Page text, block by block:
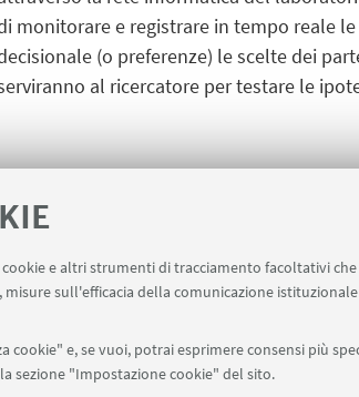
e altri strumenti di tracciamento facoltativi
sull'efficacia della comunicazione
e, se vuoi, potrai esprimere consensi più
sezione "Impostazione cookie" del sito.
monitorare e registrare in tempo reale
(o preferenze) le scelte dei
al ricercatore per testare le
+39 0512096108